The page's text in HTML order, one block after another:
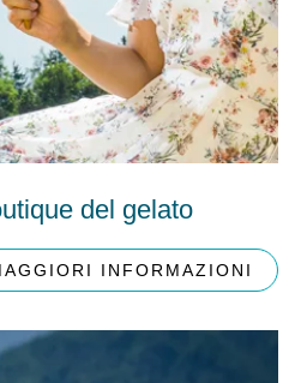
del gelato
INFORMAZIONI